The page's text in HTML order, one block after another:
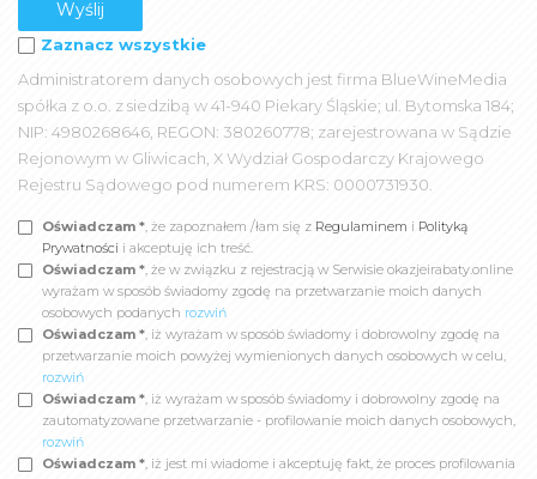
Zaznacz wszystkie
Administratorem danych osobowych jest firma BlueWineMedia
spółka z o.o. z siedzibą w 41-940 Piekary Śląskie; ul. Bytomska 184;
NIP: 4980268646, REGON: 380260778; zarejestrowana w Sądzie
Rejonowym w Gliwicach, X Wydział Gospodarczy Krajowego
Rejestru Sądowego pod numerem KRS: 0000731930.
Oświadczam *, że zapoznałem /łam się z Regulaminem i Polityką
Prywatności i akceptuję ich treść.
Oświadczam *, że w związku z rejestracją w Serwisie okazjeirabaty.online
wyrażam w sposób świadomy zgodę na przetwarzanie moich danych
osobowych podanych rozwiń
Oświadczam *, iż wyrażam w sposób świadomy i dobrowolny zgodę na
przetwarzanie moich powyżej wymienionych danych osobowych w celu,
rozwiń
Oświadczam *, iż wyrażam w sposób świadomy i dobrowolny zgodę na
zautomatyzowane przetwarzanie - profilowanie moich danych osobowych,
rozwiń
Oświadczam *, iż jest mi wiadome i akceptuję fakt, że proces profilowania